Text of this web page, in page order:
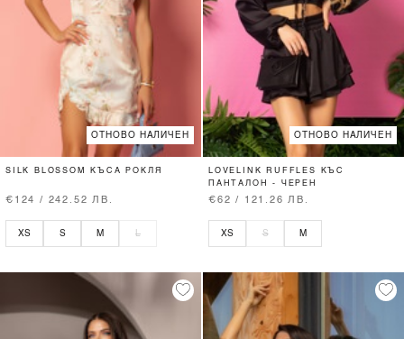
ОТНОВО НАЛИЧЕН
SILK BLOSSOM КЪСА РОКЛЯ
€124 / 242.52 ЛВ.
XS S M L
ОТНОВО НАЛИЧЕН
LOVELINK RUFFLES КЪС
ПАНТАЛОН - ЧЕРЕН
€62 / 121.26 ЛВ.
XS S M